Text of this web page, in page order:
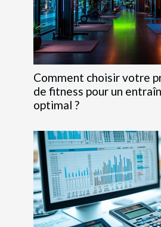
Comment choisir votre
de fitness pour un
optimal ?